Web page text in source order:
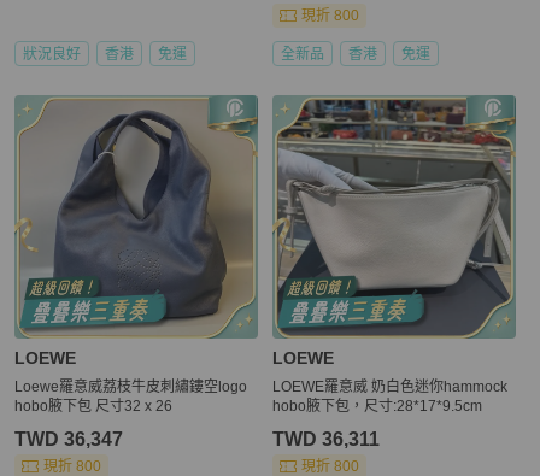
狀況良好 香港 免運
現折 800
全新品 香港 免運
LOEWE
Loewe羅意威荔枝牛皮刺繡鏤空logo
hobo腋下包 尺寸32 x 26
TWD 36,347
現折 800
LOEWE
LOEWE羅意威 奶白色迷你hammock
hobo腋下包，尺寸:28*17*9.5cm
TWD 36,311
現折 800